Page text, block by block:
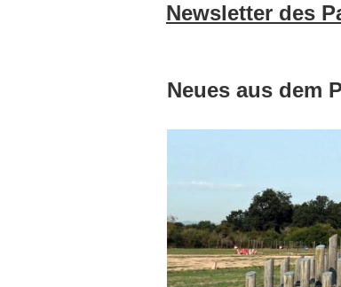
Newsletter des
Neues aus dem